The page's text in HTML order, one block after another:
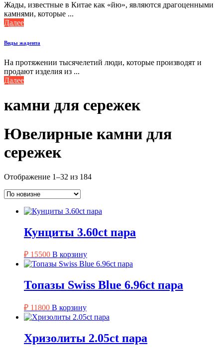
Жады, известные в Китае как «йю», являются драгоценными
камнями, которые ...
Далее
Виды жадеита
На протяжении тысячелетий люди, которые производят и
продают изделия из ...
Далее
камни для сережек
Ювелирные камни для
сережек
Отображение 1–32 из 184Сортировка:
Кунциты 3.60ct пара
₽ 15500 В корзину
Топазы Swiss Blue 6.96ct пара
₽ 11800 В корзину
Хризолиты 2.05ct пара